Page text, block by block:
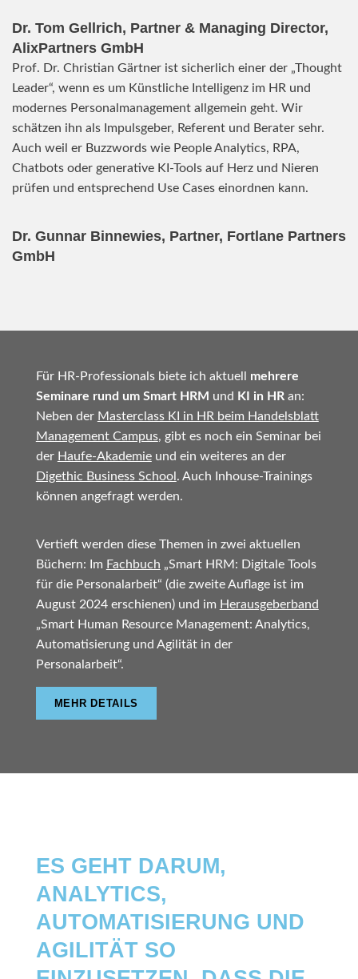
Dr. Tom Gellrich, Partner & Managing Director,
AlixPartners GmbH
Prof. Dr. Christian Gärtner ist sicherlich einer der „Thought
Leader“, wenn es um Künstliche Intelligenz im HR und
modernes Personalmanagement allgemein geht. Wir
schätzen ihn als Impulsgeber, Referent und Berater sehr.
Auch weil er Buzzwords wie People Analytics, RPA,
Chatbots oder generative KI-Tools auf Herz und Nieren
prüfen und entsprechend Use Cases einordnen kann.
Dr. Gunnar Binnewies, Partner, Fortlane Partners
GmbH
Für HR-Professionals biete ich aktuell mehrere
Seminare rund um Smart HRM und KI in HRan:
Neben der Masterclass KI in HR beim Handelsblatt
Management Campus, gibt es noch ein Seminar bei
der Haufe-Akademieund ein weiteres an der
Digethic Business School . Auch Inhouse-Trainings
können angefragt werden.
Vertieft werden diese Themen in zwei aktuellen
Büchern: Im Fachbuch „Smart HRM: Digitale Tools
für die Personalarbeit“ (die zweite Auflage ist im
August 2024 erschienen) und im Herausgeberband
„Smart Human Resource Management: Analytics,
Automatisierung und Agilität in der
Personalarbeit“.
MEHR DETAILS
ES GEHT DARUM,
ANALYTICS,
AUTOMATISIERUNG UND
AGILITÄT SO